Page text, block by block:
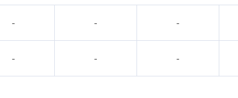
- - -
- - -